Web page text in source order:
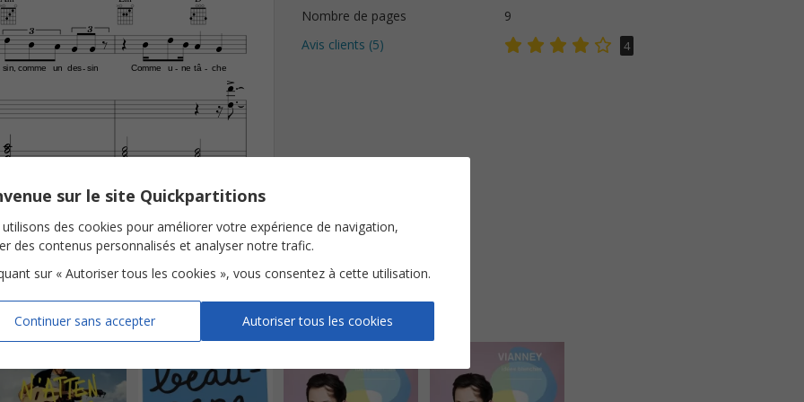
/ EL Editions
sin, comme un des sin
- Comme u ne
- tâ che
-
3
3




         
 









 


Nombre de pages
9
Avis clients (5) 4
sur le site Quickpartitions
des cookies pour améliorer votre expérience de navigation,
des contenus personnalisés et analyser notre trafic.
sur « Autoriser tous les cookies », vous consentez à cette utilisation.
Continuer sans accepter Autoriser tous les cookies